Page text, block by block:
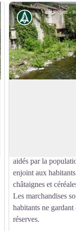
Valleraugue -
Histoire
aidés par la
enjoint aux
châtaignes et
Les marchandises
habitants ne
réserves.